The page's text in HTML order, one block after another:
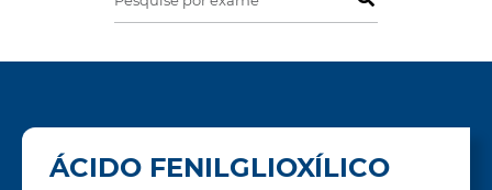
ÁCIDO FENILGLIOXÍLICO